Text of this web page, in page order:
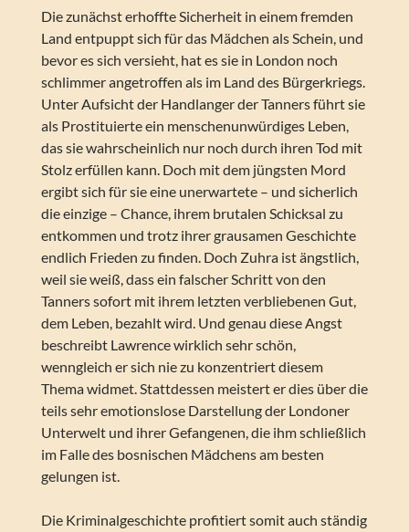
Die zunächst erhoffte Sicherheit in einem fremden
Land entpuppt sich für das Mädchen als Schein, und
bevor es sich versieht, hat es sie in London noch
schlimmer angetroffen als im Land des Bürgerkriegs.
Unter Aufsicht der Handlanger der Tanners führt sie
als Prostituierte ein menschenunwürdiges Leben,
das sie wahrscheinlich nur noch durch ihren Tod mit
Stolz erfüllen kann. Doch mit dem jüngsten Mord
ergibt sich für sie eine unerwartete – und sicherlich
die einzige – Chance, ihrem brutalen Schicksal zu
entkommen und trotz ihrer grausamen Geschichte
endlich Frieden zu finden. Doch Zuhra ist ängstlich,
weil sie weiß, dass ein falscher Schritt von den
Tanners sofort mit ihrem letzten verbliebenen Gut,
dem Leben, bezahlt wird. Und genau diese Angst
beschreibt Lawrence wirklich sehr schön,
wenngleich er sich nie zu konzentriert diesem
Thema widmet. Stattdessen meistert er dies über die
teils sehr emotionslose Darstellung der Londoner
Unterwelt und ihrer Gefangenen, die ihm schließlich
im Falle des bosnischen Mädchens am besten
gelungen ist.
Die Kriminalgeschichte profitiert somit auch ständig